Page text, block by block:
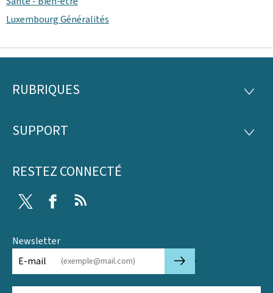
Luxembourg Généralités
Pied
page
RUBRIQUES
SUPPORT
RESTEZ CONNECTÉ
Twitter Facebook
Newsletter
E-mail
🡒